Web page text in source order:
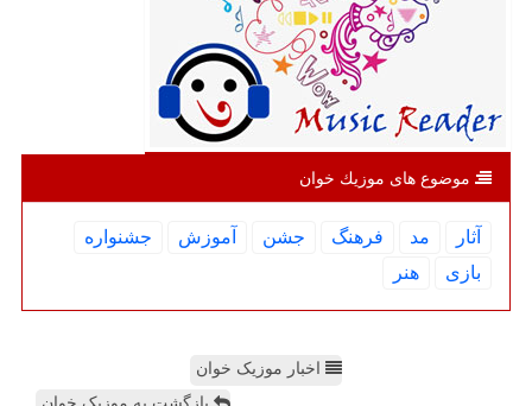
موضوع های موزیك خوان
آثار مد فرهنگ جشن آموزش
جشنواره
بازی
هنر
اخبار موزیک خوان